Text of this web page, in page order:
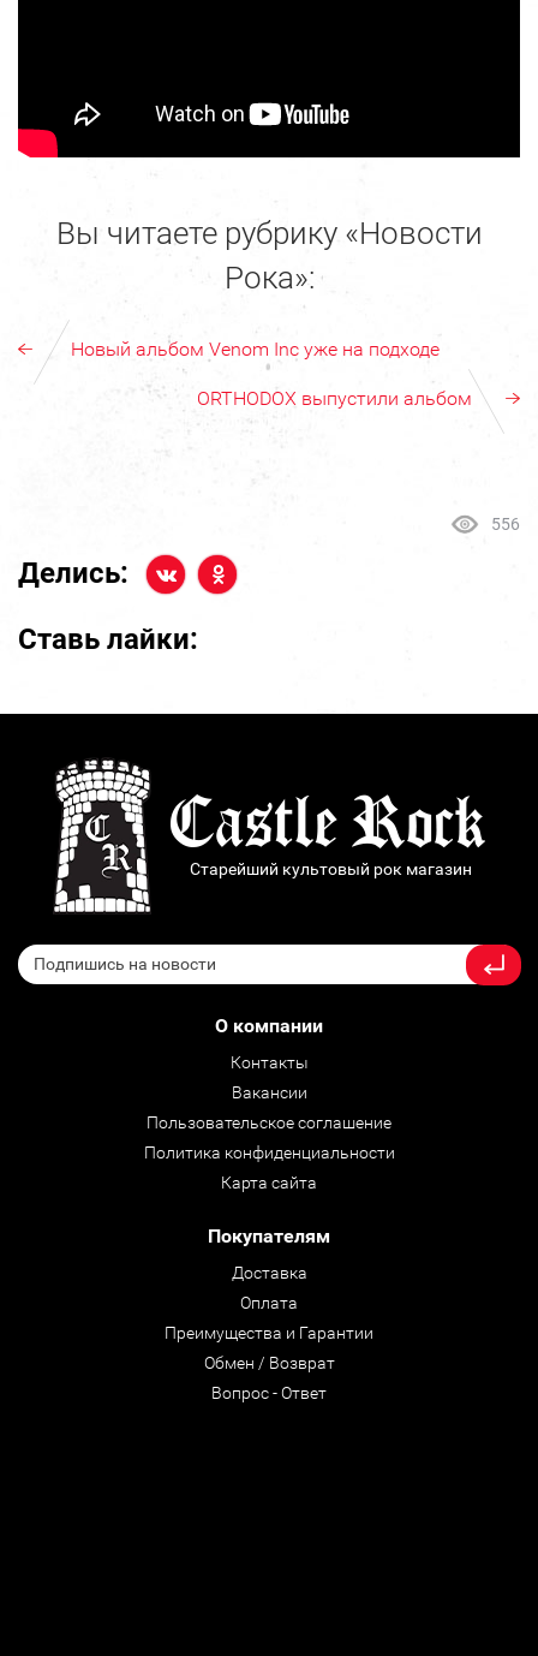
Вы читаете рубрику «Новости
Рока»:
Новый альбом Venom Inc уже на подходе
ORTHODOX выпустили альбом
556
Делись:
Ставь лайки:
Старейший культовый рок магазин
О компании
Контакты
Вакансии
Пользовательское соглашение
Политика конфиденциальности
Карта сайта
Покупателям
Доставка
Оплата
Преимущества и Гарантии
Обмен / Возврат
Вопрос - Ответ